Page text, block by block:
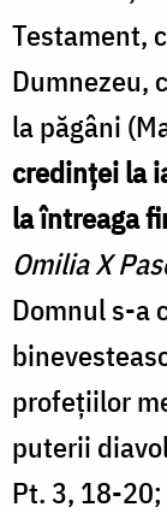
Testament,
Dumnezeu,
la păgâni
credinței la
la întreaga
Omilia X
Domnul s-a
profeţiilor
puterii
Pt. 3, 18-20;